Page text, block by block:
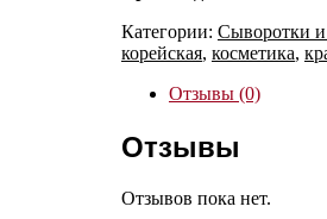
Категории: Сыворотки и
корейская, косметика,
Отзывы (0)
Отзывы
Отзывов пока нет.